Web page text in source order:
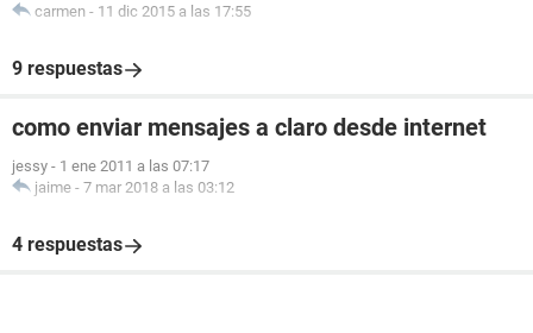
carmen - 11 dic 2015 a las 17:55
9 respuestas
como enviar mensajes a claro desde internet
jessy - 1 ene 2011 a las 07:17
jaime - 7 mar 2018 a las 03:12
4 respuestas